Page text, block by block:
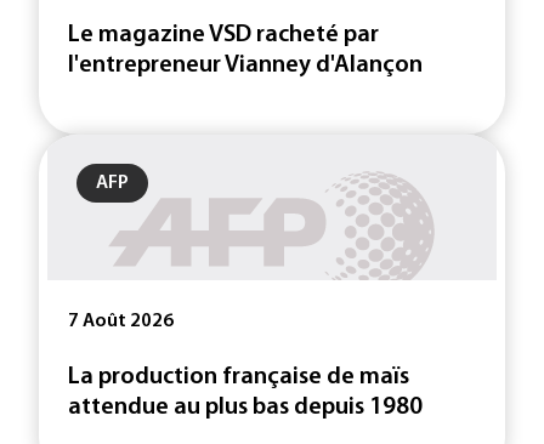
Le magazine VSD racheté par
l'entrepreneur Vianney d'Alançon
AFP
7 Août 2026
La production française de maïs
attendue au plus bas depuis 1980